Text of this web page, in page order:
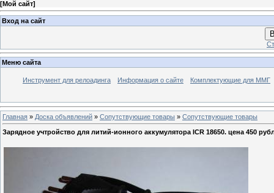
[Мой сайт]
Вход на сайт
Меню сайта
Инструмент для релоадинга Информация о сайте Комплектующие для ММГ
Главная » Доска объявлений » Сопутствующие товары » Сопутствующие товары
Зарядное учтройство для литий-ионного аккумулятора ICR 18650. цена 450